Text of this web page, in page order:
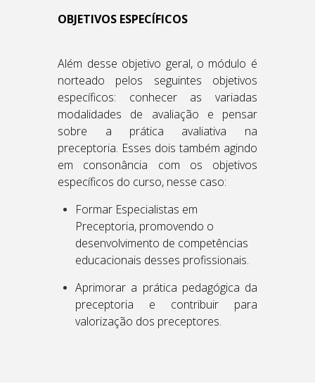
OBJETIVOS ESPECÍFICOS
Além desse objetivo geral, o módulo é
norteado pelos seguintes objetivos
específicos: conhecer as variadas
modalidades de avaliação e pensar
sobre a prática avaliativa na
preceptoria. Esses dois também agindo
em consonância com os objetivos
específicos do curso, nesse caso:
Formar Especialistas em
Preceptoria, promovendo o
desenvolvimento de competências
educacionais desses profissionais.
Aprimorar a prática pedagógica da
preceptoria e contribuir para
valorização dos preceptores.